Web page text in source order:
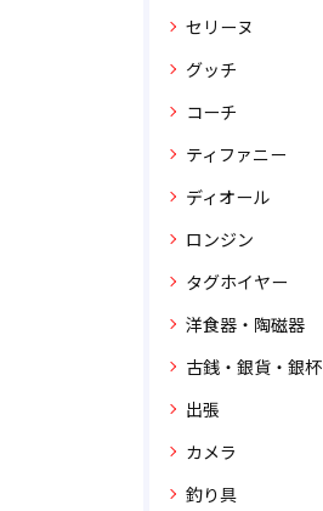
セリーヌ
グッチ
コーチ
ティファニー
ディオール
ロンジン
タグホイヤー
洋食器・陶磁器
古銭・銀貨・銀杯
出張
カメラ
釣り具